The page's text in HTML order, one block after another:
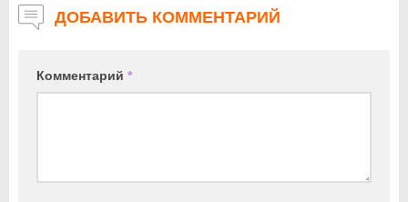
ДОБАВИТЬ КОММЕНТАРИЙ
Комментарий *